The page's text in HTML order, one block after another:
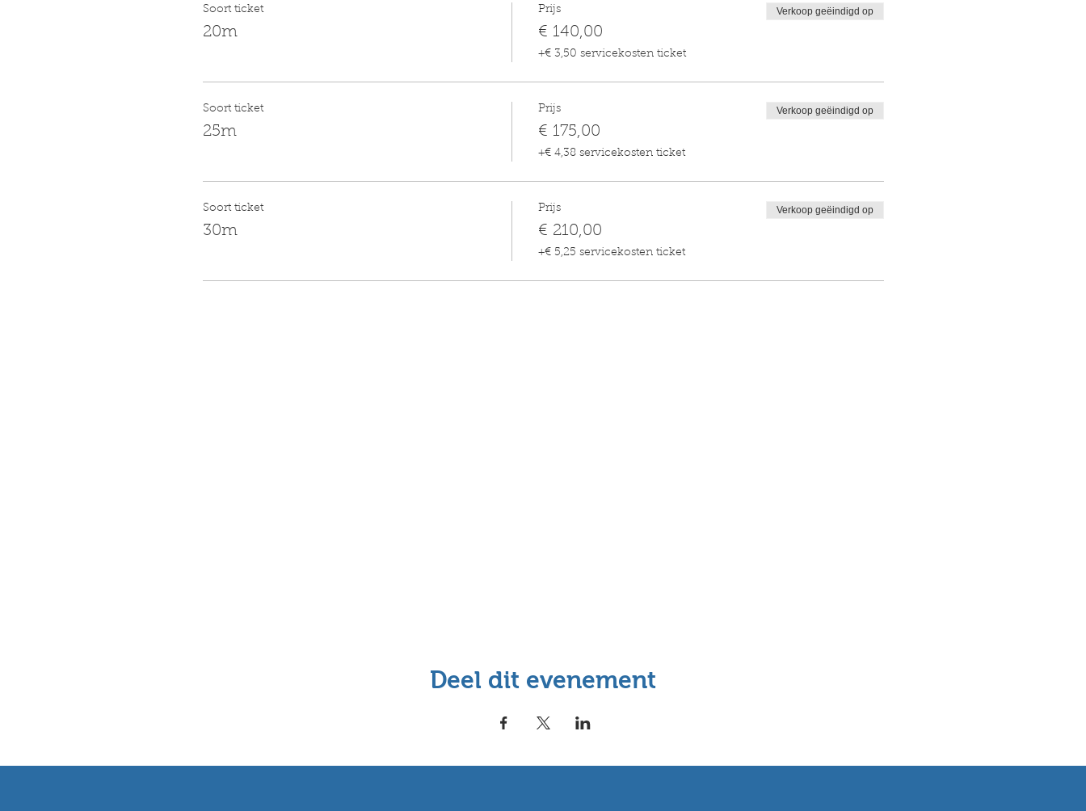
Soort ticket
20m
Prijs
€ 140,00
+€ 3,50 servicekosten ticket
Verkoop geëindigd op
Soort ticket
25m
Prijs
€ 175,00
+€ 4,38 servicekosten ticket
Verkoop geëindigd op
Soort ticket
30m
Prijs
€ 210,00
+€ 5,25 servicekosten ticket
Verkoop geëindigd op
Deel dit evenement